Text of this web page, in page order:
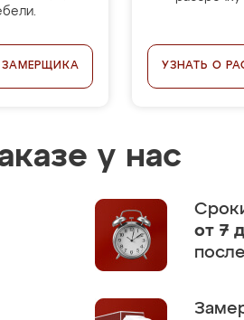
ЗАМЕРЩИКА УЗНАТЬ О
у нас
от 7